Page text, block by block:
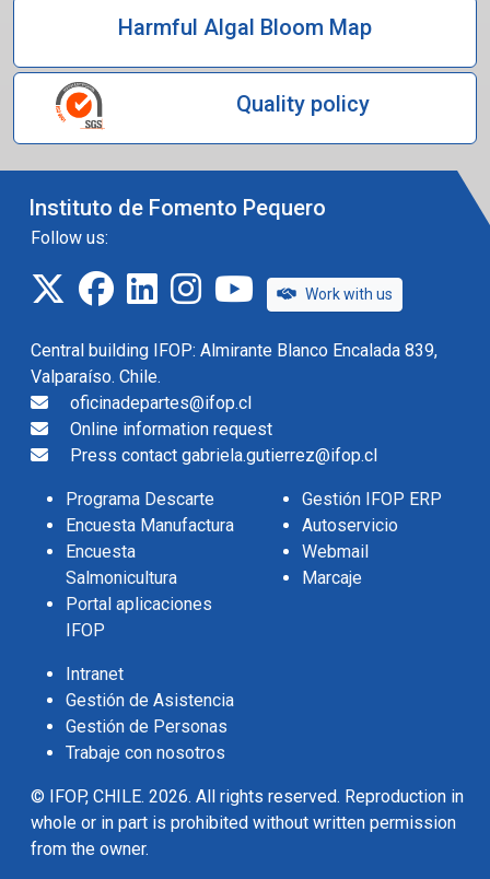
Harmful Algal Bloom Map
Quality policy
Instituto de Fomento Pequero
Follow us:
twitterfacebook
linkedininstagramIFOP TV
Work with us
Central building IFOP: Almirante Blanco Encalada 839,
Valparaíso. Chile.
oficinadepartes@ifop.cl
Online information request
Press contact gabriela.gutierrez@ifop.cl
Programa Descarte
Encuesta Manufactura
Encuesta
Salmonicultura
Portal aplicaciones
IFOP
Gestión IFOP ERP
Autoservicio
Webmail
Marcaje
Intranet
Gestión de Asistencia
Gestión de Personas
Trabaje con nosotros
© IFOP, CHILE. 2026. All rights reserved. Reproduction in
whole or in part is prohibited without written permission
from the owner.